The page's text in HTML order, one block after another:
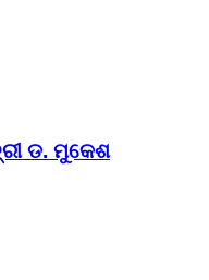
ଡ. ମୁକେଶ